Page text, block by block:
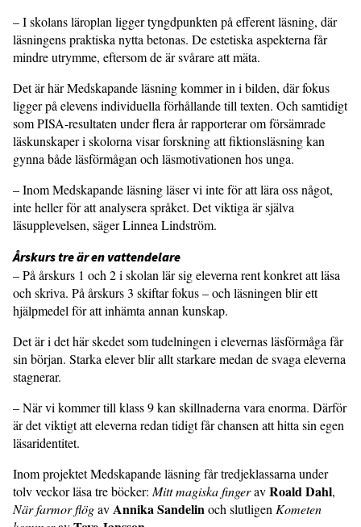
– I skolans läroplan ligger tyngdpunkten på efferent läsning, där
läsningens praktiska nytta betonas. De estetiska aspekterna får
mindre utrymme, eftersom de är svårare att mäta.
Det är här Medskapande läsning kommer in i bilden, där fokus
ligger på elevens individuella förhållande till texten. Och samtidigt
som PISA-resultaten under flera år rapporterar om försämrade
läskunskaper i skolorna visar forskning att fiktionsläsning kan
gynna både läsförmågan och läsmotivationen hos unga.
– Inom Medskapande läsning läser vi inte för att lära oss något,
inte heller för att analysera språket. Det viktiga är själva
läsupplevelsen, säger Linnea Lindström.
Årskurs tre är en vattendelare
– På årskurs 1 och 2 i skolan lär sig eleverna rent konkret att läsa
och skriva. På årskurs 3 skiftar fokus – och läsningen blir ett
hjälpmedel för att inhämta annan kunskap.
Det är i det här skedet som tudelningen i elevernas läsförmåga får
sin början. Starka elever blir allt starkare medan de svaga eleverna
stagnerar.
– När vi kommer till klass 9 kan skillnaderna vara enorma. Därför
är det viktigt att eleverna redan tidigt får chansen att hitta sin egen
läsaridentitet.
Inom projektet Medskapande läsning får tredjeklassarna under
tolv veckor läsa tre böcker: Mitt magiska fingeravRoald Dahl,
När farmor flögavAnnika Sandelinoch slutligen Kometen